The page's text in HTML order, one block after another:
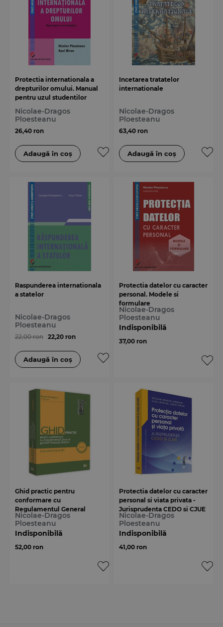
Protectia internationala a
drepturilor omului. Manual
pentru uzul studentilor
Nicolae-Dragos
Ploesteanu
26,40 ron
Incetarea tratatelor
internationale
Nicolae-Dragos
Ploesteanu
63,40 ron
Raspunderea internationala
a statelor
Nicolae-Dragos
Ploesteanu
22,00 ron 22,20 ron
Protectia datelor cu caracter
personal. Modele si
formulare
Nicolae-Dragos
Ploesteanu
Indisponibilă
37,00 ron
Ghid practic pentru
conformare cu
Regulamentul General
privind Protectia Datelor.
Instrument de audit
Nicolae-Dragos
Ploesteanu
Indisponibilă
52,00 ron
Protectia datelor cu caracter
personal si viata privata -
Jurisprudenta CEDO si CJUE
Nicolae-Dragos
Ploesteanu
Indisponibilă
41,00 ron